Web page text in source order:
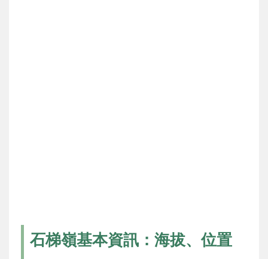
石梯嶺基本資訊：海拔、位置